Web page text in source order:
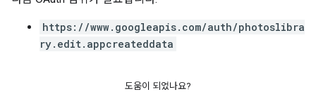
https://www.googleapis.com/auth/photoslibra
ry.edit.appcreateddata
도움이 되었나요?